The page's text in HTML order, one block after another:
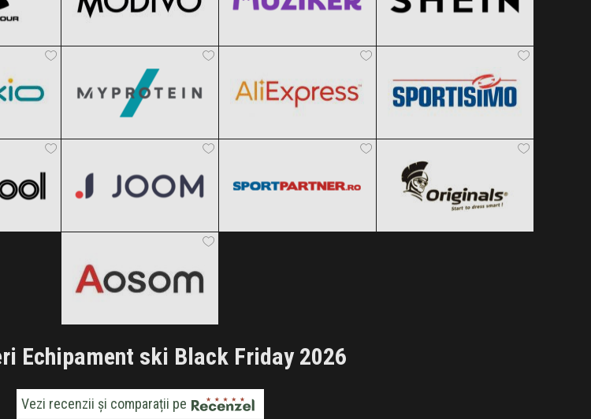
Clic și Vezi Ofertele! Clic și Vezi Ofertele! Clic și Vezi Ofertele!
Clic și Vezi Ofertele! Clic și Vezi Ofertele! Clic și Vezi Ofertele!
Clic și Vezi Ofertele! Clic și Vezi Ofertele! Clic și Vezi Ofertele!
Clic și Vezi Ofertele!
Echipament ski Black Friday 2026
Vezi recenzii și comparații pe